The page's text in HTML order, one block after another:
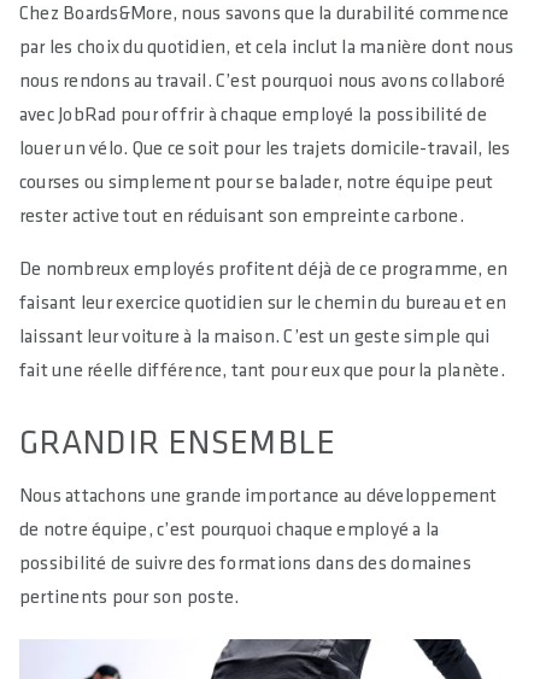
Chez Boards&More, nous savons que la durabilité commence
par les choix du quotidien, et cela inclut la manière dont nous
nous rendons au travail. C’est pourquoi nous avons collaboré
avec JobRad pour offrir à chaque employé la possibilité de
louer un vélo. Que ce soit pour les trajets domicile-travail, les
courses ou simplement pour se balader, notre équipe peut
rester active tout en réduisant son empreinte carbone.
De nombreux employés profitent déjà de ce programme, en
faisant leur exercice quotidien sur le chemin du bureau et en
laissant leur voiture à la maison. C’est un geste simple qui
fait une réelle différence, tant pour eux que pour la planète.
GRANDIR ENSEMBLE
Nous attachons une grande importance au développement
de notre équipe, c’est pourquoi chaque employé a la
possibilité de suivre des formations dans des domaines
pertinents pour son poste.